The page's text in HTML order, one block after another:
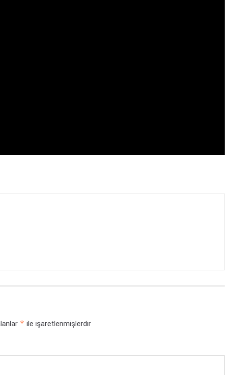
* ile işaretlenmişlerdir